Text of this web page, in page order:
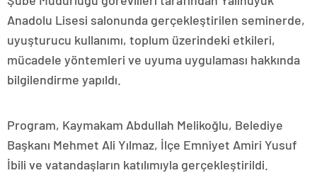
Anadolu Lisesi salonunda gerçekleştirilen seminerde,
uyuşturucu kullanımı, toplum üzerindeki etkileri,
mücadele yöntemleri ve uyuma uygulaması hakkında
bilgilendirme yapıldı.
Program, Kaymakam Abdullah Melikoğlu, Belediye
Başkanı Mehmet Ali Yılmaz, İlçe Emniyet Amiri Yusuf
İbili ve vatandaşların katılımıyla gerçekleştirildi.